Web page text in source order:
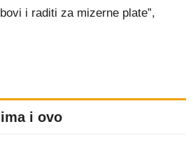
i raditi za mizerne plate”,
i ovo